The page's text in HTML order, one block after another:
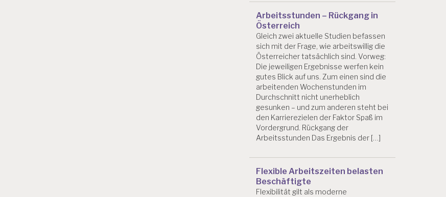
Arbeitsstunden – Rückgang in
Österreich
Gleich zwei aktuelle Studien befassen
sich mit der Frage, wie arbeitswillig die
Österreicher tatsächlich sind. Vorweg:
Die jeweiligen Ergebnisse werfen kein
gutes Blick auf uns. Zum einen sind die
arbeitenden Wochenstunden im
Durchschnitt nicht unerheblich
gesunken – und zum anderen steht bei
den Karrierezielen der Faktor Spaß im
Vordergrund. Rückgang der
Arbeitsstunden Das Ergebnis der […]
Flexible Arbeitszeiten belasten
Beschäftigte
Flexibilität gilt als moderne